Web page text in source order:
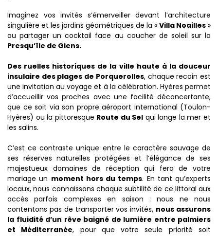
Imaginez vos invités s’émerveiller devant l’architecture
singulière et les jardins géométriques de la « Villa Noailles »
ou partager un cocktail face au coucher de soleil sur la
Presqu’île de Giens.
Des ruelles historiques de la ville haute à la douceur
insulaire des plages de Porquerolles, chaque recoin est
une invitation au voyage et à la célébration. Hyères permet
d’accueillir vos proches avec une facilité déconcertante,
que ce soit via son propre aéroport international (Toulon-
Hyères) ou la pittoresque Route du Sel qui longe la mer et
les salins.
C’est ce contraste unique entre le caractère sauvage de
ses réserves naturelles protégées et l’élégance de ses
majestueux domaines de réception qui fera de votre
mariage un moment hors du temps. En tant qu’experts
locaux, nous connaissons chaque subtilité de ce littoral aux
accès parfois complexes en saison : nous ne nous
contentons pas de transporter vos invités, nous assurons
la fluidité d’un rêve baigné de lumière entre palmiers
et Méditerranée, pour que votre seule priorité soit